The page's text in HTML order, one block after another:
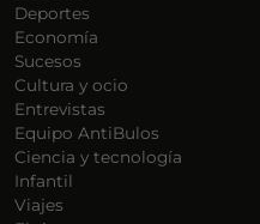
Deportes
Economía
Sucesos
Cultura y ocio
Entrevistas
Equipo AntiBulos
Ciencia y tecnología
Infantil
Viajes